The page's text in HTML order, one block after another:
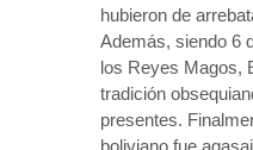
hubieron de
Además, siendo 6
los Reyes Magos,
tradición
presentes.
boliviano fue